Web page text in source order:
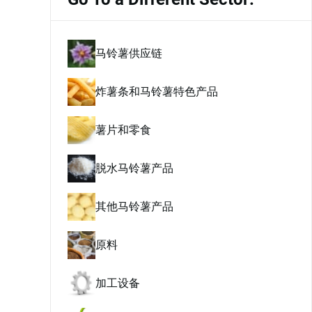
马铃薯供应链
炸薯条和马铃薯特色产品
薯片和零食
脱水马铃薯产品
其他马铃薯产品
原料
加工设备